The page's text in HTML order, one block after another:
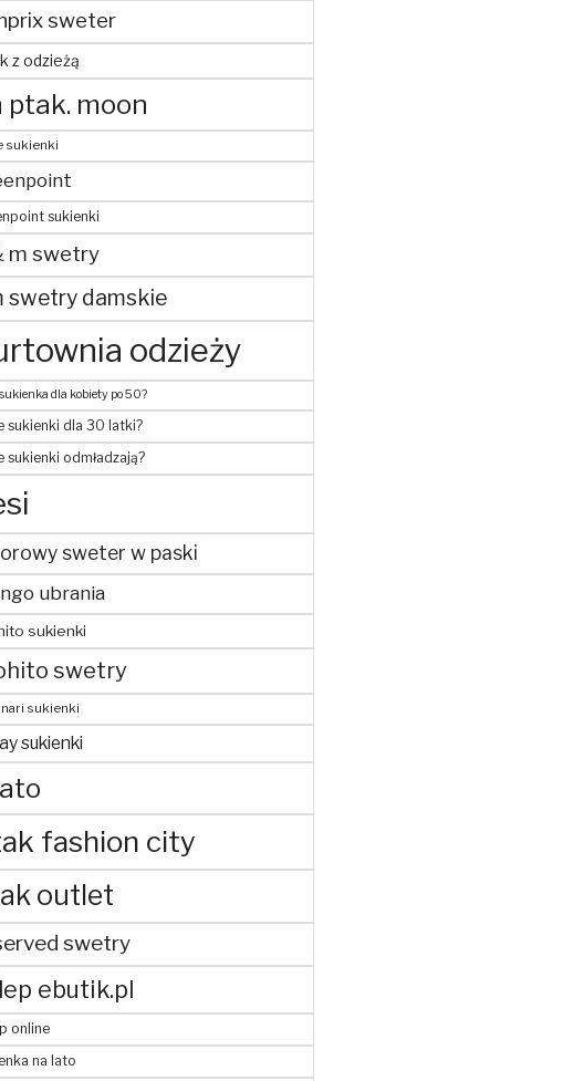
sweter
z odzieżą
ptak. moon
sukienki
sukienki
m swetry
swetry damskie
odzieży
dla kobiety po 50?
sukienki dla 30 latki?
sukienki odmładzają?
sweter w paski
ubrania
sukienki
swetry
sukienki
sukienki
fashion city
outlet
swetry
ebutik.pl
online
na lato